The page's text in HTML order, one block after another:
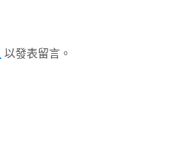
以發表留言。